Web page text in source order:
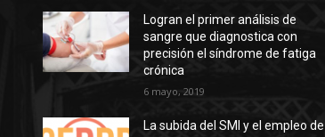
Logran el primer análisis de
sangre que diagnostica con
precisión el síndrome de fatiga
crónica
6 mayo, 2019
La subida del SMI y el empleo de